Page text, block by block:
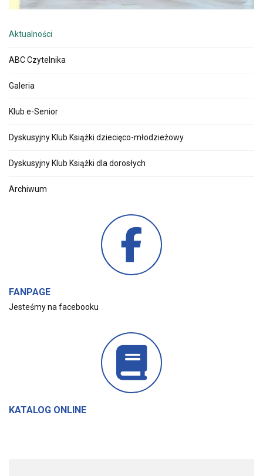
Aktualności
ABC Czytelnika
Galeria
Klub e-Senior
Dyskusyjny Klub Książki dziecięco-młodzieżowy
Dyskusyjny Klub Książki dla dorosłych
Archiwum
FANPAGE
Jesteśmy na facebooku
KATALOG ONLINE